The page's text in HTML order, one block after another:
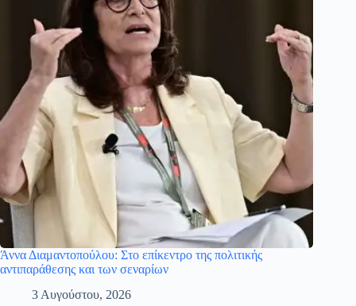
Άννα Διαμαντοπούλου: Στο επίκεντρο της πολιτικής
αντιπαράθεσης και των σεναρίων
3 Αυγούστου, 2026